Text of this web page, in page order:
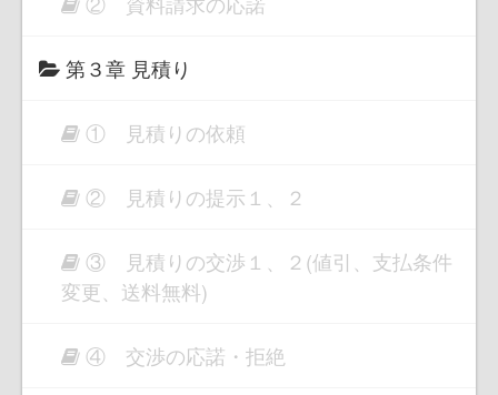
第３章 見積り
① 見積りの依頼
② 見積りの提示１、２
③ 見積りの交渉１、２(値引、支払条件
変更、送料無料)
④ 交渉の応諾・拒絶